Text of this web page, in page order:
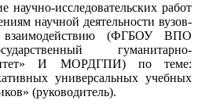
научно-исследовательских работ
научной деятельности вузов-
взаимодействию (ФГБОУ ВПО
гуманитарно-
И МОРДГПИ) по теме:
универсальных учебных
(руководитель).